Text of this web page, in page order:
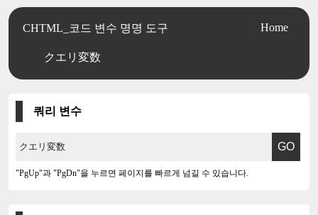
CHTML_코드 변수 명명 도구
クエリ変数
Home
쿼리 변수
"PgUp"과 "PgDn"을 누르면 페이지를 빠르게 넘길 수 있습니다.